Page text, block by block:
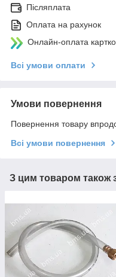
Післяплата
Оплата на рахунок
Онлайн-оплата
Всі умови оплати
Умови повернення
Повернення товару
Всі умови повернення
З цим товаром також